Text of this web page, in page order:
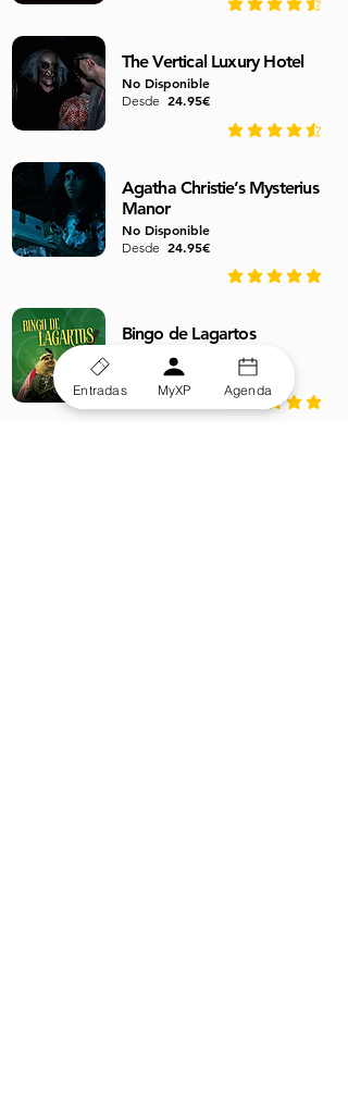
average
The Vertical Luxury Hotel
average
No Disponible
Desde 24.95€
Agatha Christie’s Mysterius
Manor
average
No Disponible
Desde 24.95€
Bingo de Lagartos
average
No Disponible
8.95€
Entradas MyXP Agenda